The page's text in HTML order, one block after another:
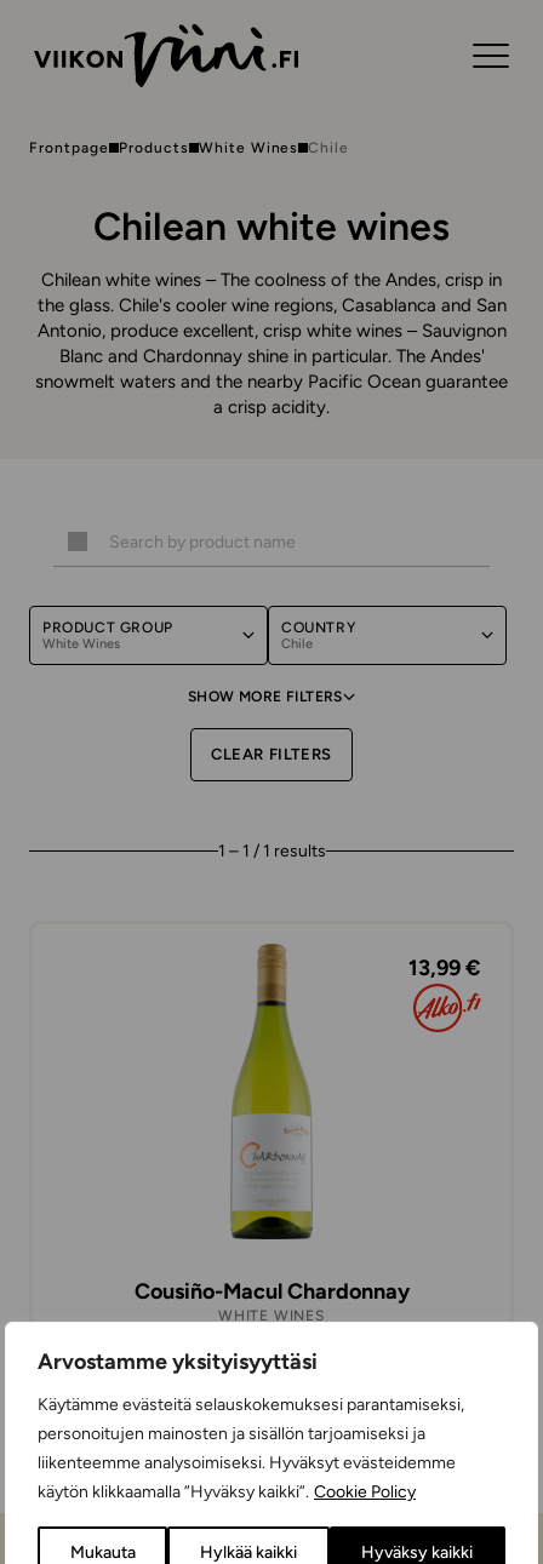
Arvostamme yksityisyyttäsi
Käytämme evästeitä selauskokemuksesi parantamiseksi,
personoitujen mainosten ja sisällön tarjoamiseksi ja
liikenteemme analysoimiseksi. Hyväksyt evästeidemme
käytön klikkaamalla ”Hyväksy kaikki”. Cookie Policy
Mukauta Hylkää kaikki Hyväksy kaikki
Frontpage Products White Wines Chile
Chilean white wines
Chilean white wines – The coolness of the Andes, crisp in
the glass. Chile's cooler wine regions, Casablanca and San
Antonio, produce excellent, crisp white wines – Sauvignon
Blanc and Chardonnay shine in particular. The Andes'
snowmelt waters and the nearby Pacific Ocean guarantee
a crisp acidity.
PRODUCT GROUP
White Wines
COUNTRY
Chile
SHOW MORE FILTERS
CLEAR FILTERS
1 – 1 / 1 results
13,99 €
Cousiño-Macul Chardonnay
WHITE WINES